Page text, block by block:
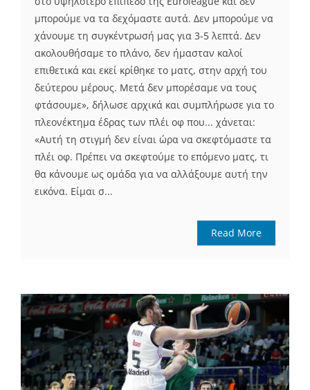
μπορούμε να τα δεχόμαστε αυτά. Δεν μπορούμε να
χάνουμε τη συγκέντρωσή μας για 3-5 λεπτά. Δεν
ακολουθήσαμε το πλάνο, δεν ήμασταν καλοί
επιθετικά και εκεί κρίθηκε το ματς, στην αρχή του
δεύτερου μέρους. Μετά δεν μπορέσαμε να τους
φτάσουμε», δήλωσε αρχικά και συμπλήρωσε για το
πλεονέκτημα έδρας των πλέι οφ που... χάνεται:
«Αυτή τη στιγμή δεν είναι ώρα να σκεφτόμαστε τα
πλέι οφ. Πρέπει να σκεφτούμε το επόμενο ματς, τι
θα κάνουμε ως ομάδα για να αλλάξουμε αυτή την
εικόνα. Είμαι σ...
Read More